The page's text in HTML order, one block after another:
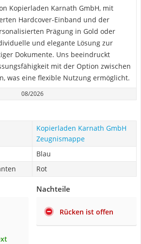
Kopierladen Karnath GmbH, mit
Hardcover-Einband und der
Prägung in Gold oder
und elegante Lösung zur
Dokumente. Uns beeindruckt
mit der Option zwischen
was eine flexible Nutzung ermöglicht.
08/2026
Kopierladen Karnath GmbH
Zeugnismappe
Blau
Rot
Nachteile
Rücken ist offen